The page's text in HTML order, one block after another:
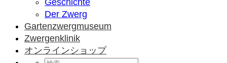
Geschichte
Der Zwerg
Gartenzwergmuseum
Zwergenklinik
オンラインショップ